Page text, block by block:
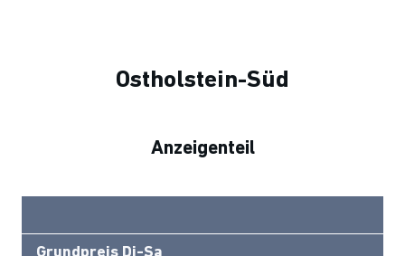
Ostholstein-Süd
Anzeigenteil